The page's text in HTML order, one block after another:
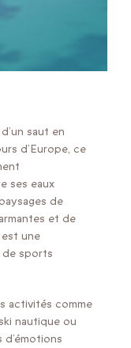
saut en
d’Europe, ce
ses eaux
de
et de
une
de sports
activités comme
nautique ou